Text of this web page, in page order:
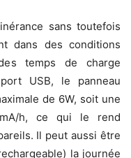
sans toutefois
dans des conditions
temps de charge
USB, le panneau
de 6W, soit une
h, ce qui le rend
Il peut aussi être
la journée